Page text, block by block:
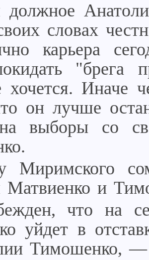
должное
словах
карьера
"брега
хочется. Иначе
он лучше
выборы со
Матвиенко и
что на
уйдет в
Тимошенко, —